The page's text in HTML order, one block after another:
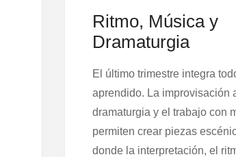
Ritmo, Música y
Dramaturgia
El último trimestre integra
aprendido. La improvisación
dramaturgia y el trabajo con
permiten crear piezas
donde la interpretación, el